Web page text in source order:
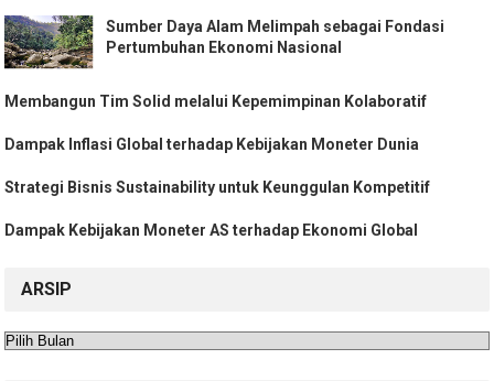
Sumber Daya Alam Melimpah sebagai Fondasi
Pertumbuhan Ekonomi Nasional
Membangun Tim Solid melalui Kepemimpinan Kolaboratif
Dampak Inflasi Global terhadap Kebijakan Moneter Dunia
Strategi Bisnis Sustainability untuk Keunggulan Kompetitif
Dampak Kebijakan Moneter AS terhadap Ekonomi Global
ARSIP
Arsip